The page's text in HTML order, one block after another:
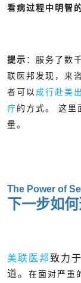
看病过程中明智
提示 ：服务了数
联医邦发现，来
者可以 成行赴美
疗的方式。 这里
量。
The Power of
下一步如何
美联医邦致力
道。
在面对严重